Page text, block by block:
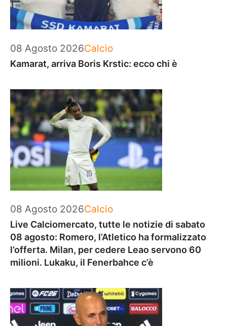
08 Agosto 2026Categorie
Calcio
Kamarat, arriva Boris Krstic: ecco chi è
08 Agosto 2026Categorie
Calcio
Live Calciomercato, tutte le notizie di sabato
08 agosto: Romero, l’Atletico ha formalizzato
l’offerta. Milan, per cedere Leao servono 60
milioni. Lukaku, il Fenerbahce c’è